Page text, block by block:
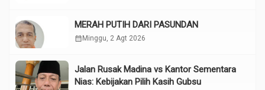
MERAH PUTIH DARI PASUNDAN
calendar_month Minggu, 2 Agt 2026
Jalan Rusak Madina vs Kantor Sementara
Nias: Kebijakan Pilih Kasih Gubsu